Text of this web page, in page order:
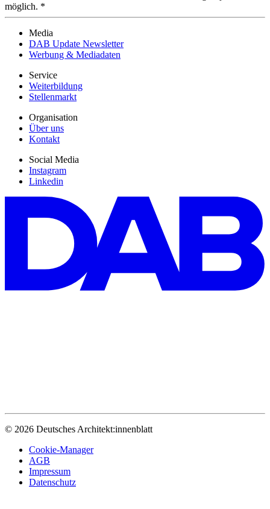
möglich. *
Media
DAB Update Newsletter
Werbung & Mediadaten
Service
Weiterbildung
Stellenmarkt
Organisation
Über uns
Kontakt
Social Media
Instagram
Linkedin
© 2026 Deutsches Architekt:innenblatt
Cookie-Manager
AGB
Impressum
Datenschutz